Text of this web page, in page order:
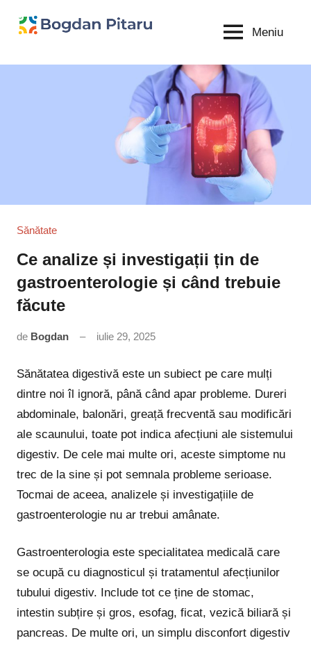
Bogdan
Pitaru
Meniu
Sănătate
Ce analize și investigații țin de
gastroenterologie și când trebuie
făcute
de Bogdan iulie 29, 2025
Sănătatea digestivă este un subiect pe care mulți
dintre noi îl ignoră, până când apar probleme. Dureri
abdominale, balonări, greață frecventă sau modificări
ale scaunului, toate pot indica afecțiuni ale sistemului
digestiv. De cele mai multe ori, aceste simptome nu
trec de la sine și pot semnala probleme serioase.
Tocmai de aceea, analizele și investigațiile de
gastroenterologie nu ar trebui amânate.
Gastroenterologia este specialitatea medicală care
se ocupă cu diagnosticul și tratamentul afecțiunilor
tubului digestiv. Include tot ce ține de stomac,
intestin subțire și gros, esofag, ficat, vezică biliară și
pancreas. De multe ori, un simplu disconfort digestiv